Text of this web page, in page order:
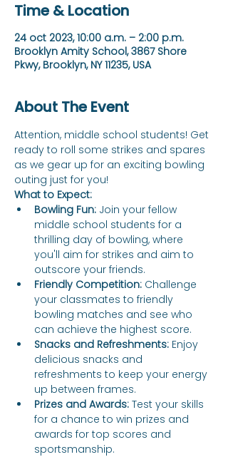
Time & Location
24 oct 2023, 10:00 a.m. – 2:00 p.m.
Brooklyn Amity School, 3867 Shore
Pkwy, Brooklyn, NY 11235, USA
About The Event
Attention, middle school students! Get
ready to roll some strikes and spares
as we gear up for an exciting bowling
outing just for you!
What to Expect:
Bowling Fun: Join your fellow
middle school students for a
thrilling day of bowling, where
you'll aim for strikes and aim to
outscore your friends.
Friendly Competition: Challenge
your classmates to friendly
bowling matches and see who
can achieve the highest score.
Snacks and Refreshments: Enjoy
delicious snacks and
refreshments to keep your energy
up between frames.
Prizes and Awards: Test your skills
for a chance to win prizes and
awards for top scores and
sportsmanship.